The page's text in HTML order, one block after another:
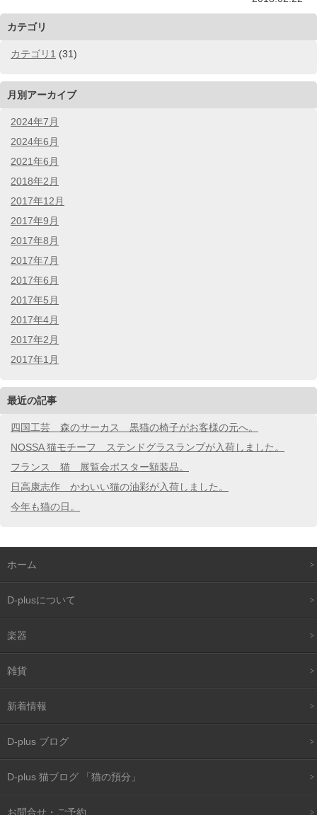
カテゴリ
カテゴリ1 (31)
月別アーカイブ
2024年7月
2024年6月
2021年6月
2018年2月
2017年12月
2017年9月
2017年8月
2017年7月
2017年6月
2017年5月
2017年4月
2017年2月
2017年1月
最近の記事
四国工芸 森のサーカス 黒猫の椅子がお客様の元へ。
NOSSA 猫モチーフ ステンドグラスランプが入荷しました。
フランス 猫 展覧会ポスター額装品。
日高康志作 かわいい猫の油彩が入荷しました。
今年も猫の日。
ホーム
D-plusについて
楽器
雑貨
新着情報
D-plus ブログ
D-plus 猫ブログ 「猫の預分」
お問合せ・ご予約